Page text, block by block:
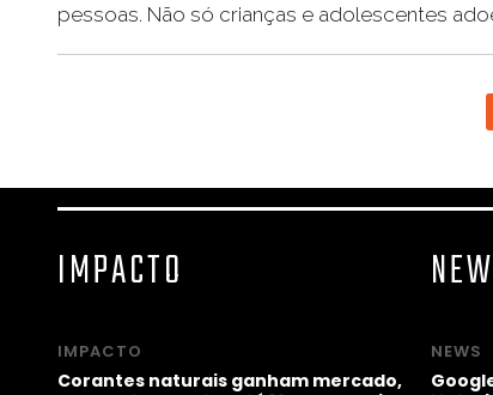
pessoas. Não só crianças e adolescentes
IMPACTO
IMPACTO
Corantes naturais ganham mercado,
NEWS